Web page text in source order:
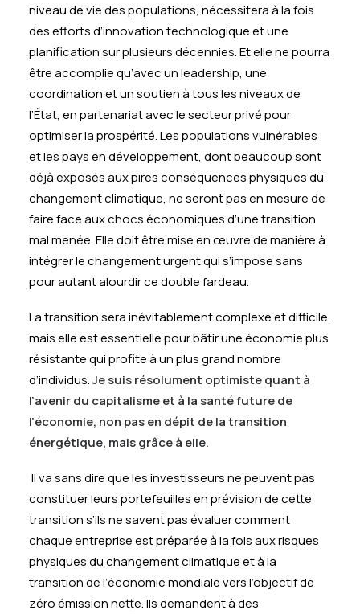
niveau de vie des populations, nécessitera à la fois
des efforts d’innovation technologique et une
planification sur plusieurs décennies. Et elle ne pourra
être accomplie qu’avec un leadership, une
coordination et un soutien à tous les niveaux de
l’État, en partenariat avec le secteur privé pour
optimiser la prospérité. Les populations vulnérables
et les pays en développement, dont beaucoup sont
déjà exposés aux pires conséquences physiques du
changement climatique, ne seront pas en mesure de
faire face aux chocs économiques d’une transition
mal menée. Elle doit être mise en œuvre de manière à
intégrer le changement urgent qui s’impose sans
pour autant alourdir ce double fardeau.
La transition sera inévitablement complexe et difficile,
mais elle est essentielle pour bâtir une économie plus
résistante qui profite à un plus grand nombre
d’individus.Je suis résolument optimiste quant à
l’avenir du capitalisme et à la santé future de
l’économie, non pas en dépit de la transition
énergétique, mais grâce à elle.
Il va sans dire que les investisseurs ne peuvent pas
constituer leurs portefeuilles en prévision de cette
transition s’ils ne savent pas évaluer comment
chaque entreprise est préparée à la fois aux risques
physiques du changement climatique et à la
transition de l’économie mondiale vers l’objectif de
zéro émission nette. Ils demandent à des